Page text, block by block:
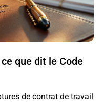
que dit le Code
de contrat de travail